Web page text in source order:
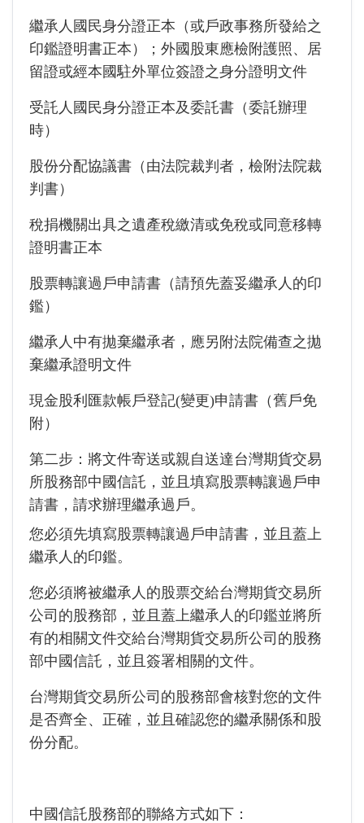
繼承人國民身分證正本（或戶政事務所發給之
印鑑證明書正本）；外國股東應檢附護照、居
留證或經本國駐外單位簽證之身分證明文件
受託人國民身分證正本及委託書（委託辦理
時）
股份分配協議書（由法院裁判者，檢附法院裁
判書）
稅捐機關出具之遺產稅繳清或免稅或同意移轉
證明書正本
股票轉讓過戶申請書（請預先蓋妥繼承人的印
鑑）
繼承人中有拋棄繼承者，應另附法院備查之拋
棄繼承證明文件
現金股利匯款帳戶登記(變更)申請書（舊戶免
附）
第二步：將文件寄送或親自送達台灣期貨交易
所股務部中國信託，並且填寫股票轉讓過戶申
請書，請求辦理繼承過戶。
您必須先填寫股票轉讓過戶申請書，並且蓋上
繼承人的印鑑。
您必須將被繼承人的股票交給台灣期貨交易所
公司的股務部，並且蓋上繼承人的印鑑並將所
有的相關文件交給台灣期貨交易所公司的股務
部中國信託，並且簽署相關的文件。
台灣期貨交易所公司的股務部會核對您的文件
是否齊全、正確，並且確認您的繼承關係和股
份分配。
中國信託股務部的聯絡方式如下：